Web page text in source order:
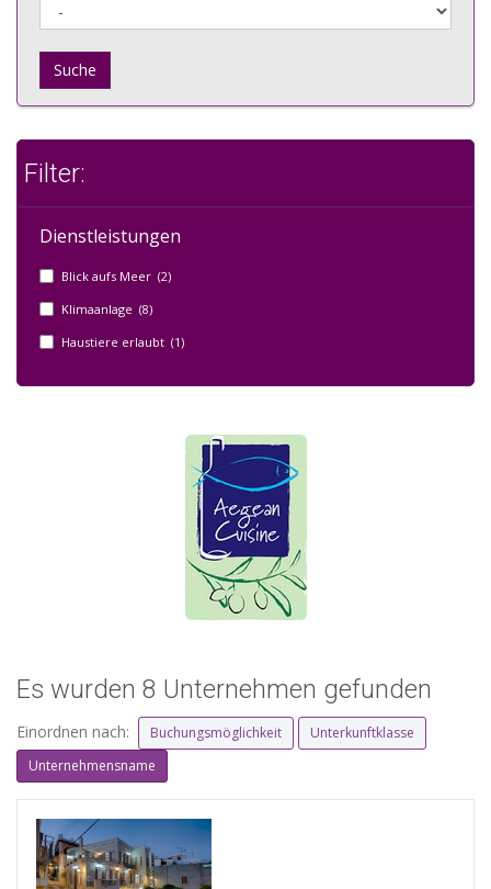
Suche
Filter:
Dienstleistungen
Blick aufs Meer (2)
Klimaanlage (8)
Haustiere erlaubt (1)
Es wurden 8 Unternehmen gefunden
Einordnen nach: Buchungsmöglichkeit
Unterkunftklasse
Unternehmensname